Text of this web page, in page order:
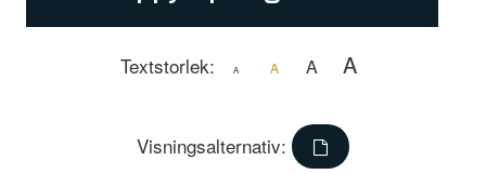
Textstorlek: A A A A
Visningsalternativ: